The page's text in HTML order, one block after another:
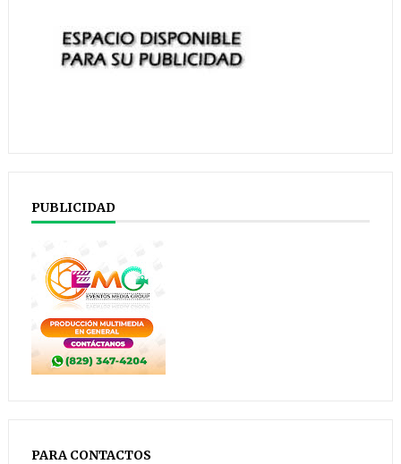
PUBLICIDAD
PARA CONTACTOS